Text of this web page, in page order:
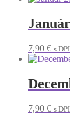
7,90 € s
7,90 € s